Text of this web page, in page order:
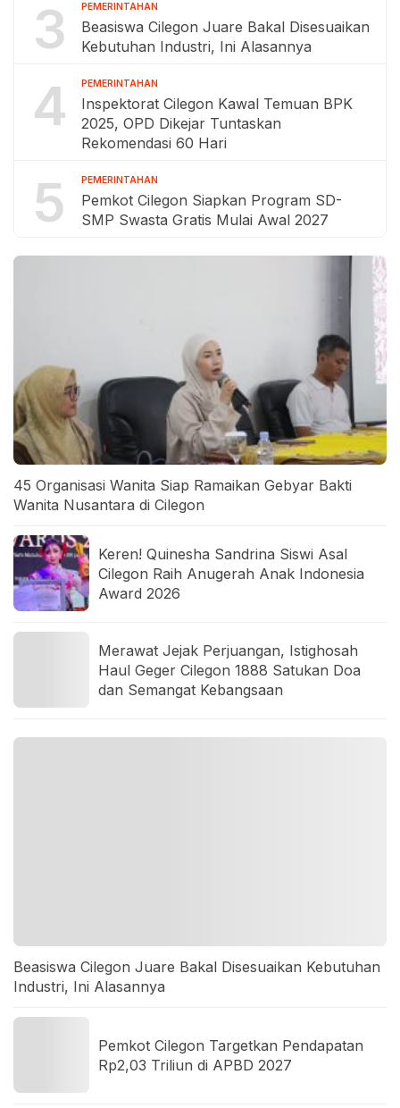
3 PEMERINTAHAN
Beasiswa Cilegon Juare Bakal Disesuaikan
Kebutuhan Industri, Ini Alasannya
4 PEMERINTAHAN
Inspektorat Cilegon Kawal Temuan BPK
2025, OPD Dikejar Tuntaskan
Rekomendasi 60 Hari
5 PEMERINTAHAN
Pemkot Cilegon Siapkan Program SD-
SMP Swasta Gratis Mulai Awal 2027
45 Organisasi Wanita Siap Ramaikan Gebyar Bakti
Wanita Nusantara di Cilegon
Keren! Quinesha Sandrina Siswi Asal
Cilegon Raih Anugerah Anak Indonesia
Award 2026
Merawat Jejak Perjuangan, Istighosah
Haul Geger Cilegon 1888 Satukan Doa
dan Semangat Kebangsaan
Beasiswa Cilegon Juare Bakal Disesuaikan Kebutuhan
Industri, Ini Alasannya
Pemkot Cilegon Targetkan Pendapatan
Rp2,03 Triliun di APBD 2027